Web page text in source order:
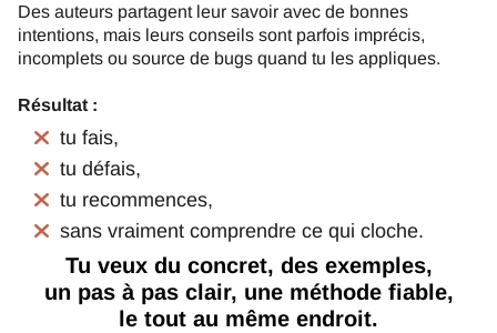
Des auteurs partagent leur savoir avec de bonnes
intentions, mais leurs conseils sont parfois imprécis,
incomplets ou source de bugs quand tu les appliques.
Résultat :
tu fais,
tu défais,
tu recommences,
sans vraiment comprendre ce qui cloche.
Tu veux du concret, des exemples,
un pas à pas clair, une méthode fiable,
le tout au même endroit.